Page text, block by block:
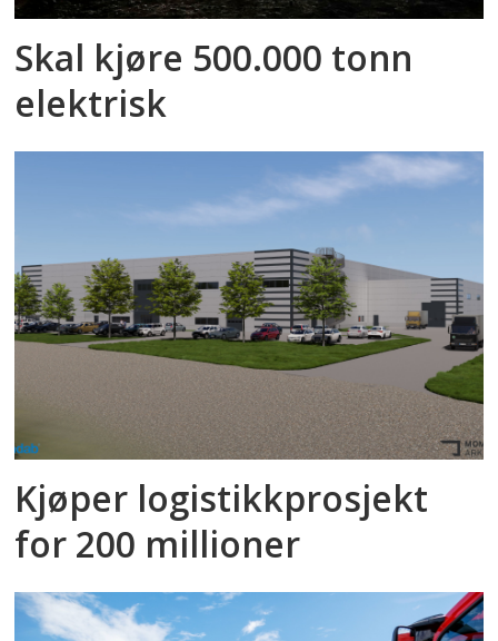
Skal kjøre 500.000 tonn
elektrisk
Kjøper logistikkprosjekt
for 200 millioner